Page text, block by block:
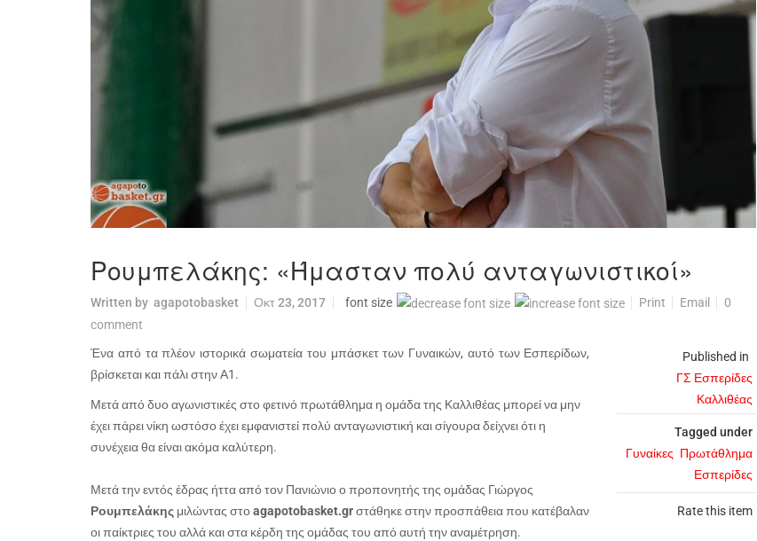
Ρουμπελάκης: «Ήμασταν πολύ ανταγωνιστικοί»
Written by agapotobasket Οκτ 23, 2017 font size Print Email
0
comment
Published in
ΓΣ Εσπερίδες
Καλλιθέας
Tagged under
Γυναίκες Πρωτάθλημα
Εσπερίδες
Rate this item
Ένα από τα πλέον ιστορικά σωματεία του μπάσκετ των Γυναικών, αυτό των Εσπερίδων,
βρίσκεται και πάλι στην Α1.
Μετά από δυο αγωνιστικές στο φετινό πρωτάθλημα η ομάδα της Καλλιθέας μπορεί να μην
έχει πάρει νίκη ωστόσο έχει εμφανιστεί πολύ ανταγωνιστική και σίγουρα δείχνει ότι η
συνέχεια θα είναι ακόμα καλύτερη.
Μετά την εντός έδρας ήττα από τον Πανιώνιο ο προπονητής της ομάδας Γιώργος
Ρουμπελάκης μιλώντας στοagapotobasket.grστάθηκε στην προσπάθεια που κατέβαλαν
οι παίκτριες του αλλά και στα κέρδη της ομάδας του από αυτή την αναμέτρηση.